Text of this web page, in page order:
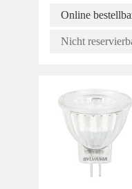
Online
Nicht